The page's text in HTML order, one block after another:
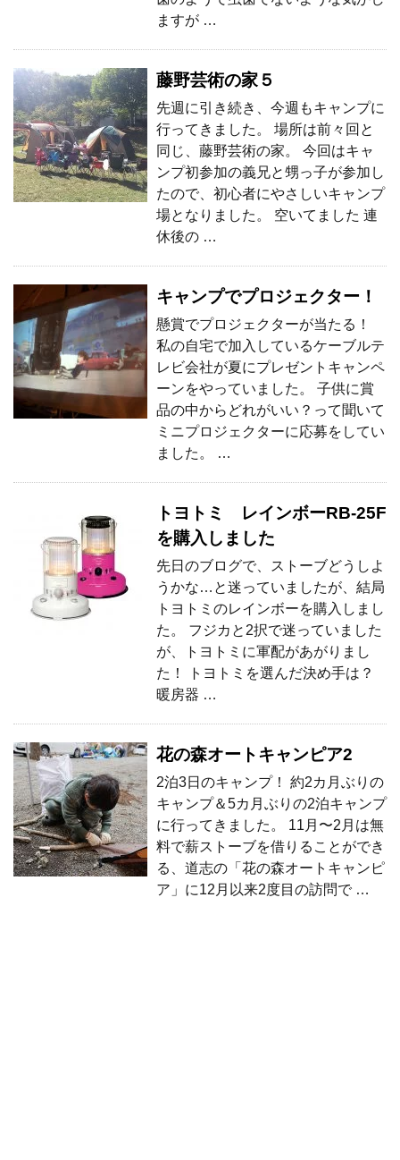
ますが …
藤野芸術の家５
先週に引き続き、今週もキャンプに
行ってきました。 場所は前々回と
同じ、藤野芸術の家。 今回はキャ
ンプ初参加の義兄と甥っ子が参加し
たので、初心者にやさしいキャンプ
場となりました。 空いてました 連
休後の …
キャンプでプロジェクター！
懸賞でプロジェクターが当たる！
私の自宅で加入しているケーブルテ
レビ会社が夏にプレゼントキャンペ
ーンをやっていました。 子供に賞
品の中からどれがいい？って聞いて
ミニプロジェクターに応募をしてい
ました。 …
トヨトミ レインボーRB-25F
を購入しました
先日のブログで、ストーブどうしよ
うかな…と迷っていましたが、結局
トヨトミのレインボーを購入しまし
た。 フジカと2択で迷っていました
が、トヨトミに軍配があがりまし
た！ トヨトミを選んだ決め手は？
暖房器 …
花の森オートキャンピア2
2泊3日のキャンプ！ 約2カ月ぶりの
キャンプ＆5カ月ぶりの2泊キャンプ
に行ってきました。 11月〜2月は無
料で薪ストーブを借りることができ
る、道志の「花の森オートキャンピ
ア」に12月以来2度目の訪問で …